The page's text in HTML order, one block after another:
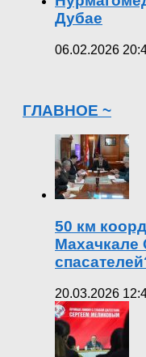
Дубае
06.02.2026
ГЛАВНОЕ ~
50 км
Махачкале
20.03.2026